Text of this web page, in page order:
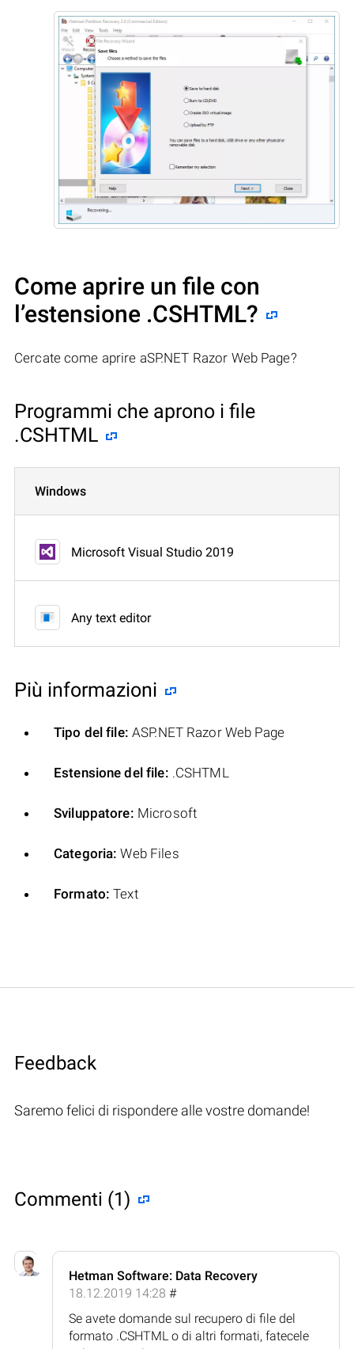
Come aprire un file con
l’estensione .CSHTML?
Cercate come aprire aSP.NET Razor Web Page?
Programmi che aprono i file
.CSHTML
Windows
Microsoft Visual Studio 2019
Any text editor
Più informazioni
Tipo del file: ASP.NET Razor Web Page
Estensione del file: .CSHTML
Sviluppatore: Microsoft
Categoria: Web Files
Formato: Text
Feedback
Saremo felici di rispondere alle vostre domande!
Commenti (1)
Hetman Software: Data Recovery
18.12.2019 14:28 #
Se avete domande sul recupero di file del
formato .CSHTML o di altri formati, fatecele